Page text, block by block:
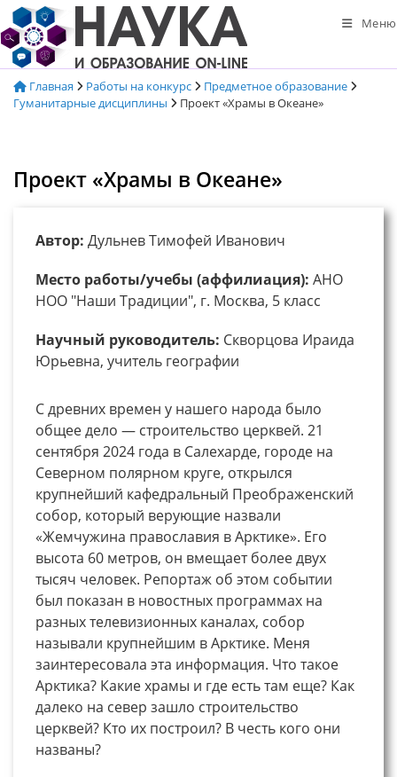
Перейти
к
содержимому
Меню
Главная Работы на конкурс
Предметное образование
Гуманитарные дисциплины
Проект «Храмы в Океане»
Проект «Храмы в Океане»
Автор: Дульнев Тимофей Иванович
Место работы/учебы (аффилиация): АНО
НОО "Наши Традиции", г. Москва, 5 класс
Научный руководитель: Скворцова Ираида
Юрьевна, учитель географии
С древних времен у нашего народа было
общее дело — строительство церквей. 21
сентября 2024 года в Салехарде, городе на
Северном полярном круге, открылся
крупнейший кафедральный Преображенский
собор, который верующие назвали
«Жемчужина православия в Арктике». Его
высота 60 метров, он вмещает более двух
тысяч человек. Репортаж об этом событии
был показан в новостных программах на
разных телевизионных каналах, собор
называли крупнейшим в Арктике. Меня
заинтересовала эта информация. Что такое
Арктика? Какие храмы и где есть там еще? Как
далеко на север зашло строительство
церквей? Кто их построил? В честь кого они
названы?